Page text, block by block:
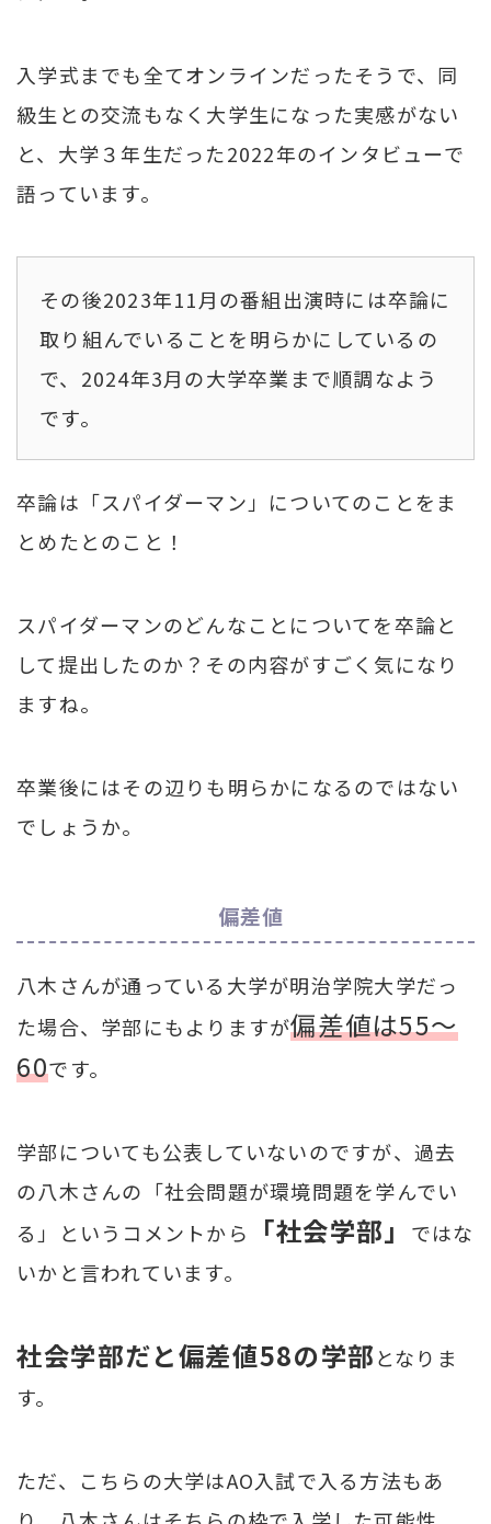
入学式までも全てオンラインだったそうで、同
級生との交流もなく大学生になった実感がない
と、大学３年生だった2022年のインタビューで
語っています。
その後2023年11月の番組出演時には卒論に
取り組んでいることを明らかにしているの
で、2024年3月の大学卒業まで順調なよう
です。
卒論は「スパイダーマン」についてのことをま
とめたとのこと！
スパイダーマンのどんなことについてを卒論と
して提出したのか？その内容がすごく気になり
ますね。
卒業後にはその辺りも明らかになるのではない
でしょうか。
偏差値
八木さんが通っている大学が明治学院大学だっ
た場合、学部にもよりますが偏差値は55～
60です。
学部についても公表していないのですが、過去
の八木さんの「社会問題が環境問題を学んでい
る」というコメントから
「社会学部」
ではな
いかと言われています。
社会学部だと偏差値58の学部となりま
す。
ただ、こちらの大学はAO入試で入る方法もあ